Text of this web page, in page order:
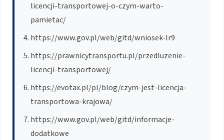
licencji-transportowej-o-czym-warto-
pamietac/
https://www.gov.pl/web/gitd/wniosek-lr9
https://prawnicytransportu.pl/przedluzenie-
licencji-transportowej/
https://evotax.pl/pl/blog/czym-jest-licencja-
transportowa-krajowa/
https://www.gov.pl/web/gitd/informacje-
dodatkowe